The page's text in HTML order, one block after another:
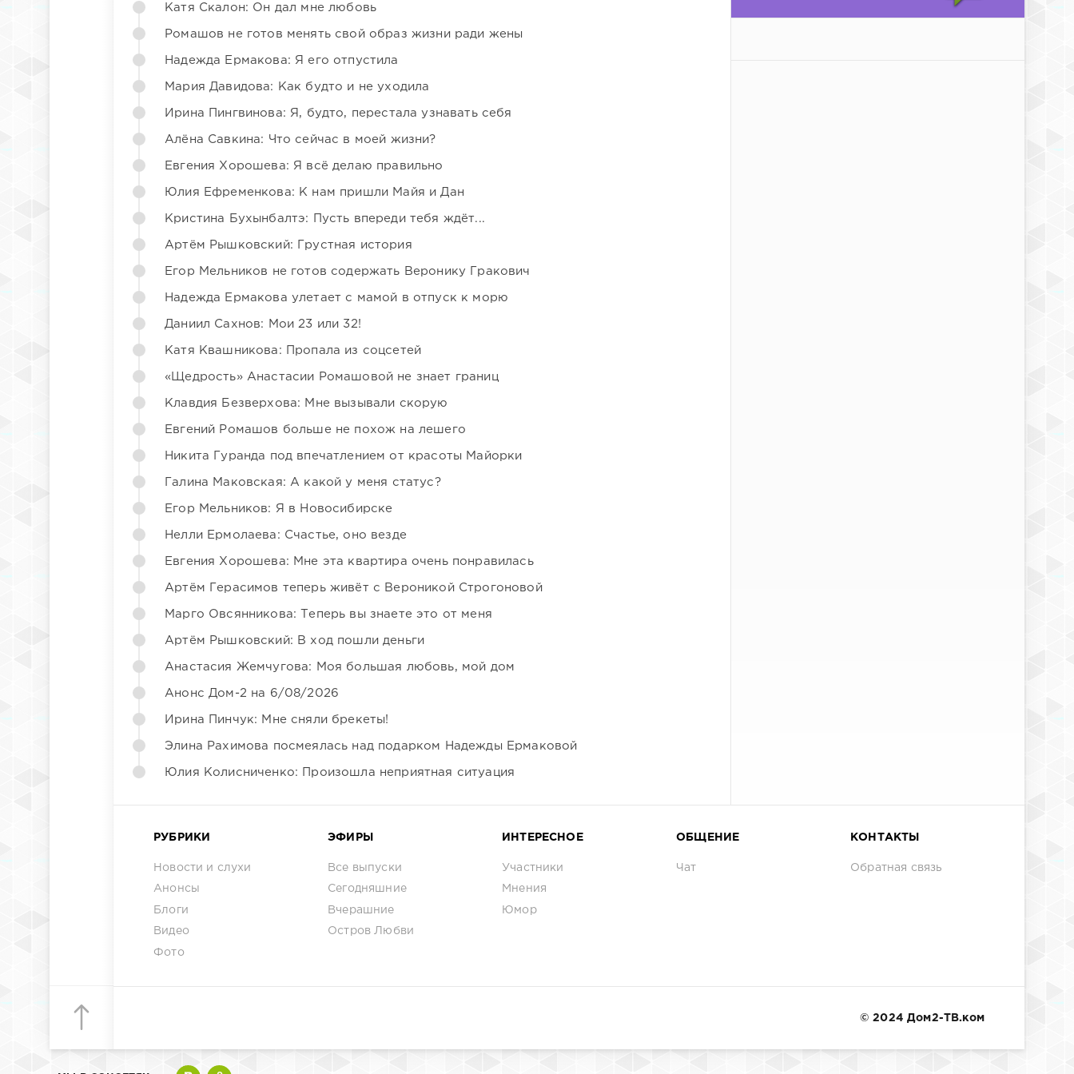
Катя Скалон: Он дал мне любовь
Ромашов не готов менять свой образ жизни ради жены
Надежда Ермакова: Я его отпустила
Мария Давидова: Как будто и не уходила
Ирина Пингвинова: Я, будто, перестала узнавать себя
Алёна Савкина: Что сейчас в моей жизни?
Евгения Хорошева: Я всё делаю правильно
Юлия Ефременкова: К нам пришли Майя и Дан
Кристина Бухынбалтэ: Пусть впереди тебя ждёт...
Артём Рышковский: Грустная история
Егор Мельников не готов содержать Веронику Гракович
Надежда Ермакова улетает с мамой в отпуск к морю
Даниил Сахнов: Мои 23 или 32!
Катя Квашникова: Пропала из соцсетей
«Щедрость» Анастасии Ромашовой не знает границ
Клавдия Безверхова: Мне вызывали скорую
Евгений Ромашов больше не похож на лешего
Никита Гуранда под впечатлением от красоты Майорки
Галина Маковская: А какой у меня статус?
Егор Мельников: Я в Новосибирске
Нелли Ермолаева: Счастье, оно везде
Евгения Хорошева: Мне эта квартира очень понравилась
Артём Герасимов теперь живёт с Вероникой Строгоновой
Марго Овсянникова: Теперь вы знаете это от меня
Артём Рышковский: В ход пошли деньги
Анастасия Жемчугова: Моя большая любовь, мой дом
Анонс Дом-2 на 6/08/2026
Ирина Пинчук: Мне сняли брекеты!
Элина Рахимова посмеялась над подарком Надежды Ермаковой
Юлия Колисниченко: Произошла неприятная ситуация
РУБРИКИ
Новости и слухи
Анонсы
Блоги
Видео
Фото
ЭФИРЫ
Все выпуски
Сегодняшние
Вчерашние
Остров Любви
ИНТЕРЕСНОЕ
Участники
Мнения
Юмор
ОБЩЕНИЕ
Чат
КОНТАКТЫ
Обратная связь
© 2024 Дом2-ТВ.ком